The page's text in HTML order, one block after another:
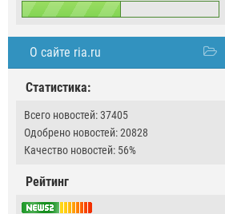
О сайте ria.ru
Статистика:
Всего новостей: 37405
Одобрено новостей: 20828
Качество новостей: 56%
Рейтинг